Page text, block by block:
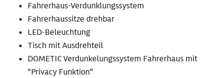
Fahrerhaus-Verdunklungssystem
Fahrerhaussitze drehbar
LED-Beleuchtung
Tisch mit Ausdrehteil
DOMETIC Verdunkelungssystem Fahrerhaus mit
"Privacy Funktion"